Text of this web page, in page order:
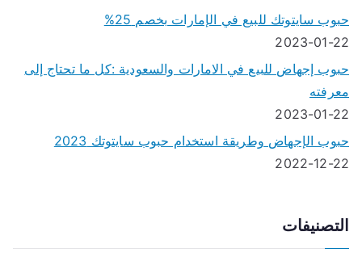
حبوب سايتوتك للبيع في الإمارات بخصم 25%
2023-01-22
حبوب إجهاض للبيع في الامارات والسعودية :كل ما تحتاج إلى
معرفته
2023-01-22
حبوب الإجهاض وطريقة استخدام حبوب سايتوتك 2023
2022-12-22
التصنيفات